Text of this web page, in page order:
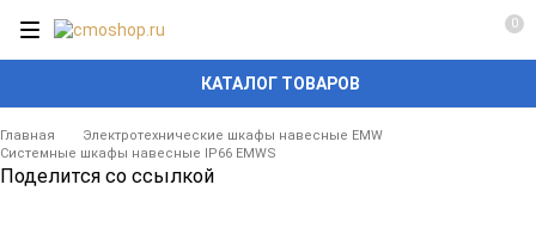
КАТАЛОГ ТОВАРОВ
0
Главная
Электротехнические шкафы навесные EMW
Системные шкафы навесные IP66 EMWS
Поделится со ссылкой